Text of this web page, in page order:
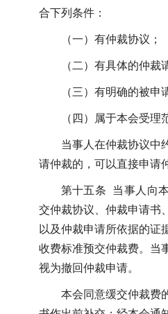
合下列条件：
（一）有仲裁协议；
（二）有具体的仲裁
（三）有明确的被申
（四）属于本会受理
当事人在仲裁协议中
请仲裁的，可以直接申请
第十五条 当事人向
交仲裁协议、仲裁申请书
以及仲裁申请所依据的证
收费标准预交仲裁费。当
视为撤回仲裁申请。
本会同意缓交仲裁费